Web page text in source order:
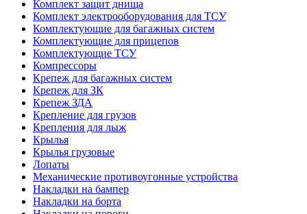
Комплект защит днища
Комплект электрооборудования для ТСУ
Комплектующие для багажных систем
Комплектующие для прицепов
Комплектующие ТСУ
Компрессоры
Крепеж для багажных систем
Крепеж для ЗК
Крепеж ЗДА
Крепление для грузов
Крепления для лыж
Крылья
Крылья грузовые
Лопаты
Механические противоугонные устройства
Накладки на бампер
Накладки на борта